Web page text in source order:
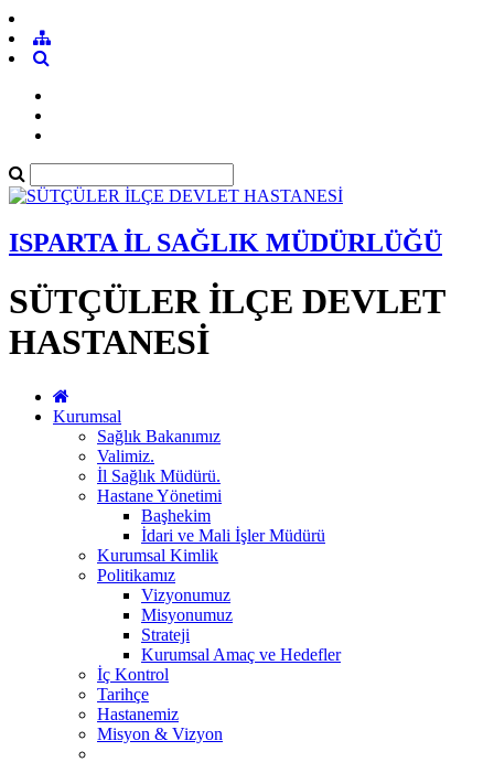
ISPARTA İL SAĞLIK MÜDÜRLÜĞÜ
SÜTÇÜLER İLÇE DEVLET
HASTANESİ
Kurumsal
Sağlık Bakanımız
Valimiz.
İl Sağlık Müdürü.
Hastane Yönetimi
Başhekim
İdari ve Mali İşler Müdürü
Kurumsal Kimlik
Politikamız
Vizyonumuz
Misyonumuz
Strateji
Kurumsal Amaç ve Hedefler
İç Kontrol
Tarihçe
Hastanemiz
Misyon & Vizyon